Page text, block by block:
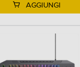
AGGIUNGI